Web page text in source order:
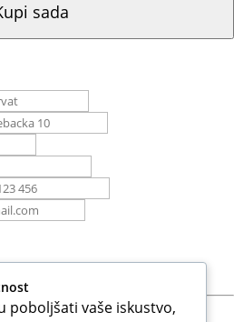
sada
adrese
poboljšati vaše iskustvo,